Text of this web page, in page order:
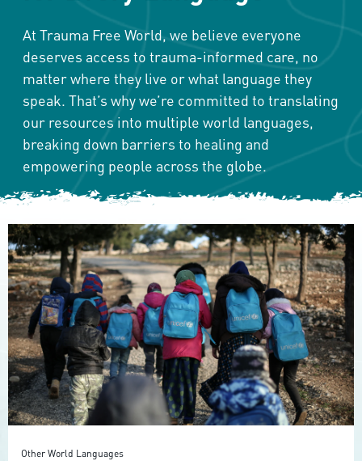
At Trauma Free World, we believe everyone
deserves access to trauma-informed care, no
matter where they live or what language they
speak. That’s why we’re committed to translating
our resources into multiple world languages,
breaking down barriers to healing and
empowering people across the globe.
Other World Languages